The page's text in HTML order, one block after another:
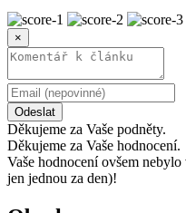
×
Odeslat
Děkujeme za Vaše podněty.
Děkujeme za Vaše hodnocení.
Vaše hodnocení ovšem
jen jednou za den)!